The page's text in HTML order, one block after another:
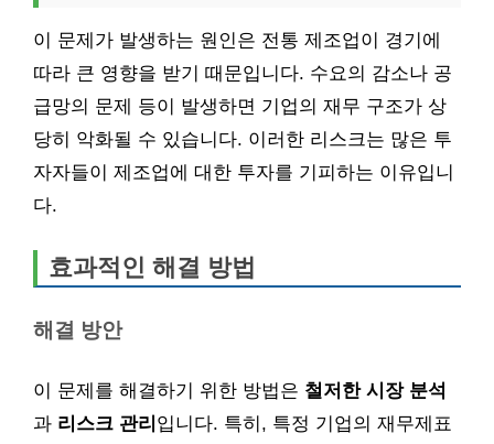
이 문제가 발생하는 원인은 전통 제조업이 경기에
따라 큰 영향을 받기 때문입니다. 수요의 감소나 공
급망의 문제 등이 발생하면 기업의 재무 구조가 상
당히 악화될 수 있습니다. 이러한 리스크는 많은 투
자자들이 제조업에 대한 투자를 기피하는 이유입니
다.
효과적인 해결 방법
해결 방안
이 문제를 해결하기 위한 방법은 철저한 시장 분석
과 리스크 관리 입니다. 특히, 특정 기업의 재무제표